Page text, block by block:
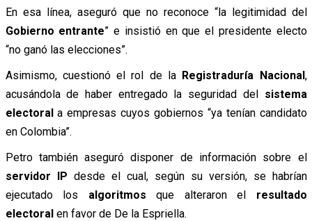
En esa línea, aseguró que no reconoce “la legitimidad del
Gobierno entrante” e insistió en que el presidente electo
“no ganó las elecciones”.
Asimismo, cuestionó el rol de la Registraduría Nacional,
acusándola de haber entregado la seguridad del sistema
electorala empresas cuyos gobiernos “ya tenían candidato
en Colombia”.
Petro también aseguró disponer de información sobre el
servidor IP desde el cual, según su versión, se habrían
ejecutado los algoritmos que alteraron el resultado
electoralen favor de De la Espriella.